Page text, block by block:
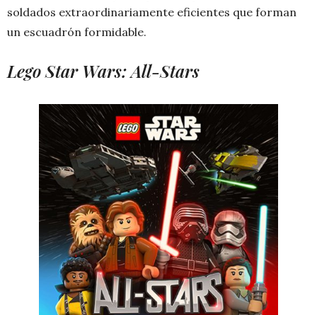
soldados extraordinariamente eficientes que forman
un escuadrón formidable.
Lego Star Wars: All-Stars